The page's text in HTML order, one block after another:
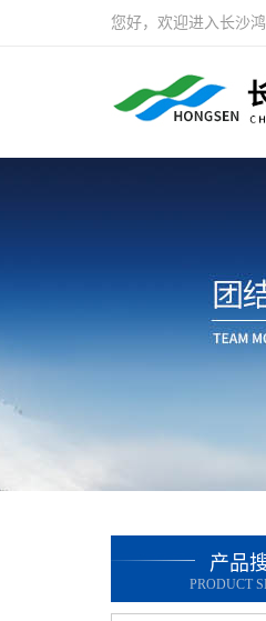
您好，欢迎进入长沙
产品
PRODUCT